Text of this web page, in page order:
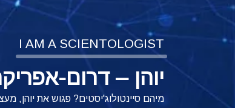
I AM A SCIENTOLOGIST
יוהן – דרום-
מיהם סיינטולוג'יסטים? פגוש את יוהן,